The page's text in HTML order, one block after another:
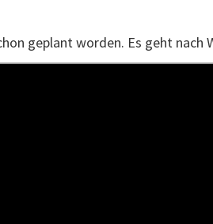
geplant worden. Es geht